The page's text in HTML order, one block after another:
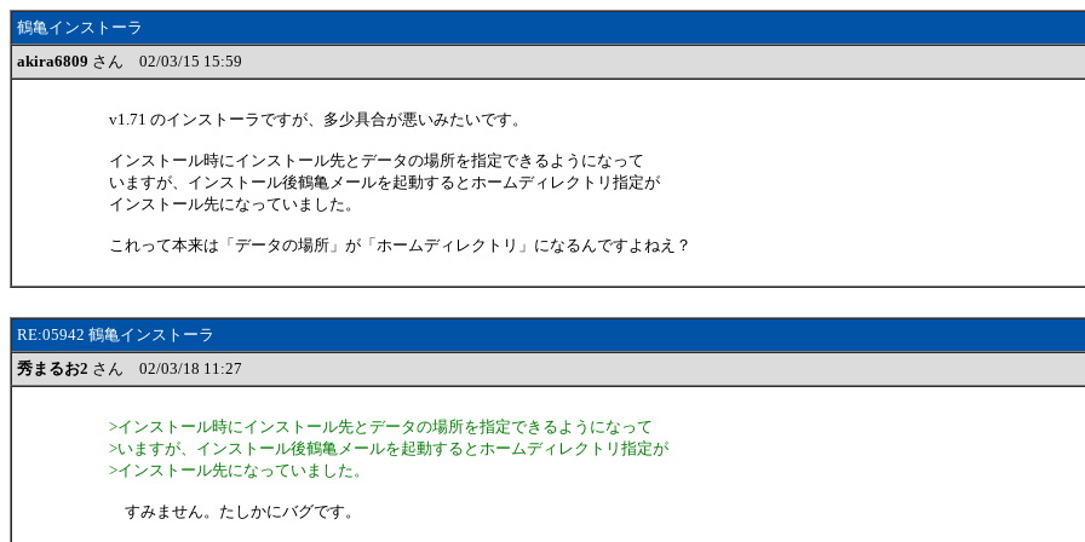
鶴亀インストーラ
akira6809 さん 02/03/15 15:59
v1.71 のインストーラですが、多少具合が悪いみたいです。
インストール時にインストール先とデータの場所を指定できるようになって
いますが、インストール後鶴亀メールを起動するとホームディレクトリ指定が
インストール先になっていました。
これって本来は「データの場所」が「ホームディレクトリ」になるんですよねえ？
RE:05942 鶴亀インストーラ
秀まるお2 さん 02/03/18 11:27
>インストール時にインストール先とデータの場所を指定できるようになって
>いますが、インストール後鶴亀メールを起動するとホームディレクトリ指定が
>インストール先になっていました。
すみません。たしかにバグです。